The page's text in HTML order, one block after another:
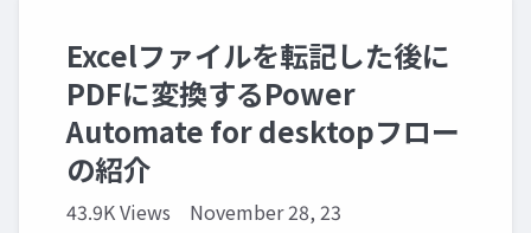
Excelファイルを転記した後に
PDFに変換するPower
Automate for desktopフロー
の紹介
43.9K Views November 28, 23